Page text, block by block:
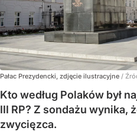
Pałac Prezydencki, zdjęcie ilustracyjne /
Kto według Polaków był
III RP? Z sondażu wynika,
zwycięzca.